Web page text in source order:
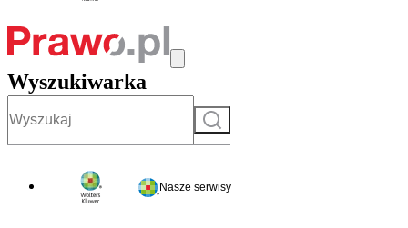
Wyszukiwarka
Szukaj
Nasze serwisy